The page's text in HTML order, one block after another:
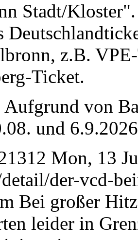
Stadt/
z.B.
Ticket.
Aufgrund von
und
Mon, 13
der-vcd-
Bei großer
leider in